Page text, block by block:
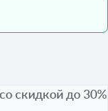
скидкой до 30%